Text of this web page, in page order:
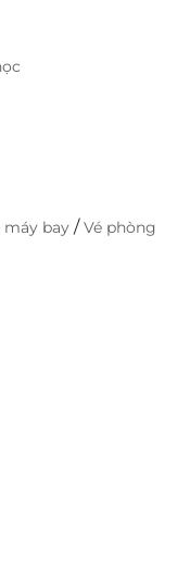
máy bay /Vé phòng